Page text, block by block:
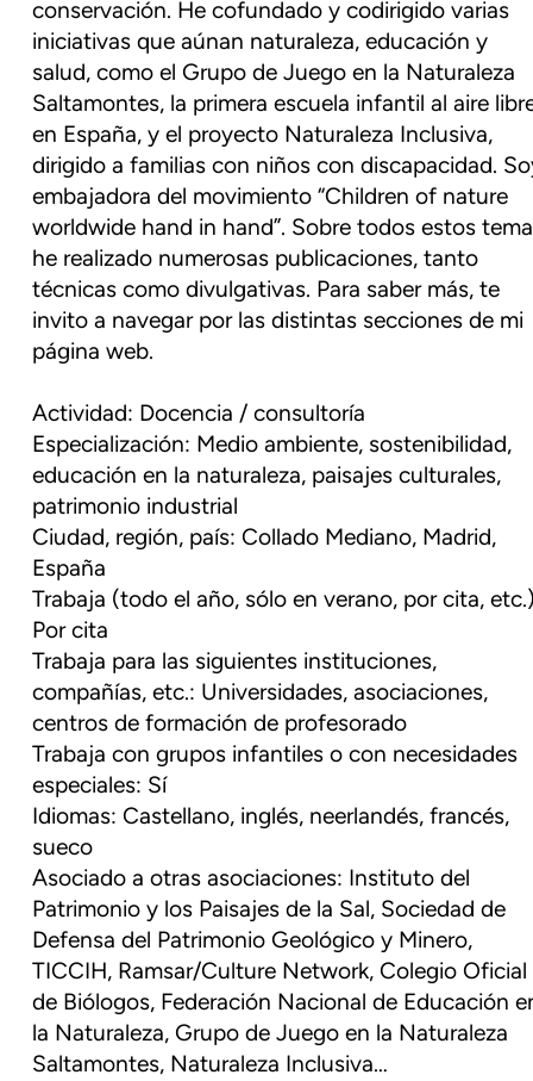
conservación. He cofundado y codirigido varias
iniciativas que aúnan naturaleza, educación y
salud, como el Grupo de Juego en la Naturaleza
Saltamontes, la primera escuela infantil al aire
en España, y el proyecto Naturaleza Inclusiva,
dirigido a familias con niños con discapacidad.
embajadora del movimiento “Children of nature
worldwide hand in hand”. Sobre todos estos
he realizado numerosas publicaciones, tanto
técnicas como divulgativas. Para saber más, te
invito a navegar por las distintas secciones de mi
página web.
Actividad: Docencia / consultoría
Especialización: Medio ambiente, sostenibilidad,
educación en la naturaleza, paisajes culturales,
patrimonio industrial
Ciudad, región, país: Collado Mediano, Madrid,
España
Trabaja (todo el año, sólo en verano, por cita,
Por cita
Trabaja para las siguientes instituciones,
compañías, etc.: Universidades, asociaciones,
centros de formación de profesorado
Trabaja con grupos infantiles o con necesidades
especiales: Sí
Idiomas: Castellano, inglés, neerlandés, francés,
sueco
Asociado a otras asociaciones: Instituto del
Patrimonio y los Paisajes de la Sal, Sociedad de
Defensa del Patrimonio Geológico y Minero,
TICCIH, Ramsar/Culture Network, Colegio Oficial
de Biólogos, Federación Nacional de Educación
la Naturaleza, Grupo de Juego en la Naturaleza
Saltamontes, Naturaleza Inclusiva…